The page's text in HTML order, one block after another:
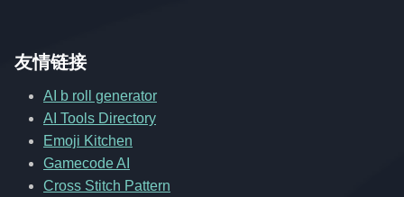
友情链接
AI b roll generator
AI Tools Directory
Emoji Kitchen
Gamecode AI
Cross Stitch Pattern